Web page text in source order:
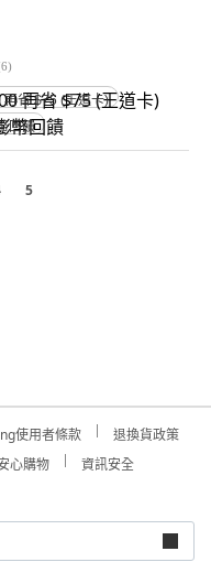
6)
再省 $75 (王道卡)
回饋
5
使用者條款
退換貨政策
心購物
資訊安全